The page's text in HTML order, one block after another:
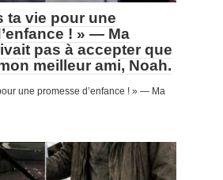
ta vie pour une
! » — Ma
pas à accepter que
meilleur ami, Noah.
une promesse d’enfance ! » — Ma